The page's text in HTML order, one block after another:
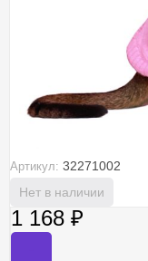
Артикул: 32271002
Нет в наличии
1 168 ₽